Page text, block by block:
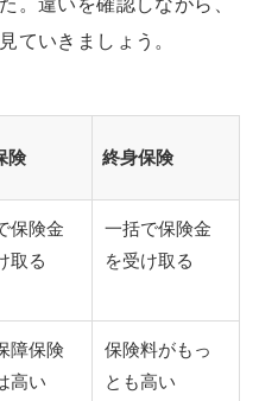
。違いを確認しながら、
ていきましょう。
険 終身保険
保険金
取る
一括で保険金
を受け取る
障保険
高い
保険料がもっ
とも高い